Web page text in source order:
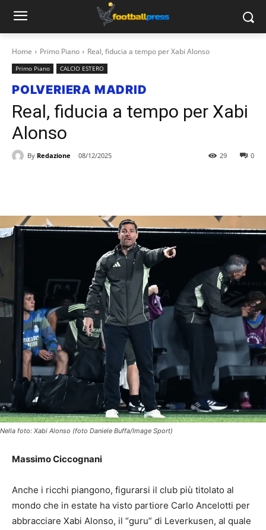
Home Primo Piano Real, fiducia a tempo per Xabi Alonso
Primo Piano CALCIO ESTERO
POLVERIERA MADRID
Real, fiducia a tempo per Xabi
Alonso
By Redazione 08/12/2025 0
29
Nella foto: Xabi Alonso (foto Daniele Buffa/Image Sport)
Massimo Ciccognani
Anche i ricchi piangono, figurarsi il club più titolato al
mondo che in estate ha visto partiore Carlo Ancelotti per
abbracciare Xabi Alonso, il “guru” di Leverkusen, al quale